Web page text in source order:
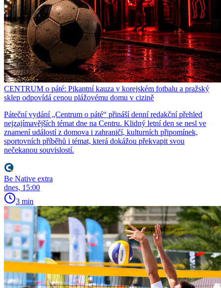
CENTRUM o páté: Pikantní kauza v korejském fotbalu a pražský
sklep odpovídá cenou plážovému domu v cizině
Páteční vydání „Centrum o páté“ přináší denní redakční přehled
nejzajímavějších témat dne na Centru. Klidný letní den se nesl ve
znamení událostí z domova i zahraničí, kulturních připomínek,
sportovních příběhů i témat, která dokážou překvapit svou
nečekanou souvislostí.
Be Native extra
dnes, 15:00
3 min